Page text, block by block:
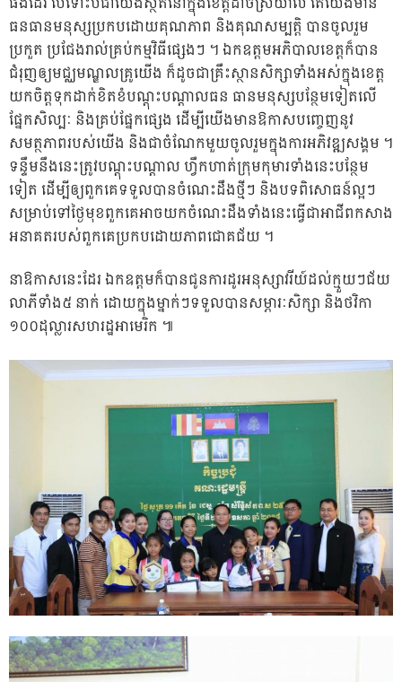
ធនធានមនុស្សប្រកបដោយគុណភាព និងគុណសម្បត្តិ បានចូលរួម
ប្រកួត ប្រជែងរាល់គ្រប់កម្មវិធីផ្សេងៗ ។ ឯកឧត្តមអភិបាលខេត្តក៏បាន
ជំរុញឲ្យមជ្ឈមណ្ឌលគ្រូយើង ក៏ដូចជាគ្រឹះស្ថានសិក្សាទាំងអស់ក្នុងខេត្ត
យកចិត្តទុកដាក់ខិតខំបណ្តុះបណ្តាលធន ធានមនុស្សបន្ថែមទៀតលើ
ផ្នែកសិល្បៈ និងគ្រប់ផ្នែកផ្សេង ដើម្បីយើងមានឱកាសបញ្ចេញនូវ
សមត្ថភាពរបស់យើង និងជាចំណែកមួយចូលរួមក្នុងការអភិវឌ្ឍសង្គម ។
ទន្ទឹមនឹងនេះត្រូវបណ្តុះបណ្តាល ហ្វឹកហាត់ក្រុមកុមារទាំងនេះបន្ថែម
ទៀត ដើម្បីឲ្យពួកគេទទួលបានចំណេះដឹងថ្មីៗ និងបទពិសោធន៍ល្អៗ
សម្រាប់ទៅថ្ងៃមុខពួកគេអាចយកចំណេះដឹងទាំងនេះធ្វើជាអាជីពកសាង
អនាគតរបស់ពួកគេប្រកបដោយភាពជោគជ័យ ។
នាឱកាសនេះដែរ ឯកឧត្តមក៏បានជូនការដូរអនុស្សាវរីយ៍ដល់ក្មួយៗជ័យ
លាភីទាំង៥ នាក់ ដោយក្នុងម្នាក់ៗទទួលបានសម្ភារៈសិក្សា និងថវិកា
១០០ដុល្លារសហរដ្ឋអាមេរិក ៕